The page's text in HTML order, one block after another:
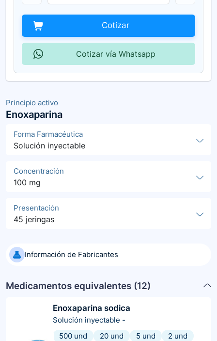
Principio activo
Enoxaparina
Forma Farmacéutica
Solución inyectable
Concentración
100 mg
Presentación
45 jeringas
Información de Fabricantes
Medicamentos equivalentes (12)
Enoxaparina sodica
Solución inyectable -
500 und
20 und 5 und
2 und
Cotizar
Cotizar vía Whatsapp